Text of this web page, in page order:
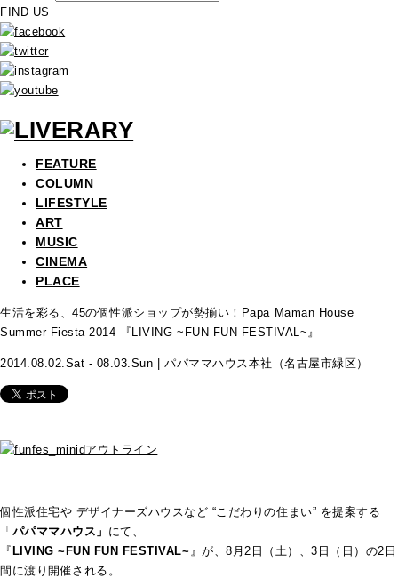
FIND US
FEATURE
COLUMN
LIFESTYLE
ART
MUSIC
CINEMA
PLACE
生活を彩る、45の個性派ショップが勢揃い！Papa Maman House
Summer Fiesta 2014 『LIVING ~FUN FUN FESTIVAL~』
2014.08.02.Sat - 08.03.Sun | パパママハウス本社（名古屋市緑区）
個性派住宅や デザイナーズハウスなど “こだわりの住まい” を提案する
「 パパママハウス」 にて、
『 LIVING ~FUN FUN FESTIVAL~ 』が、8月2日（土）、3日（日）の2日
間に渡り開催される。